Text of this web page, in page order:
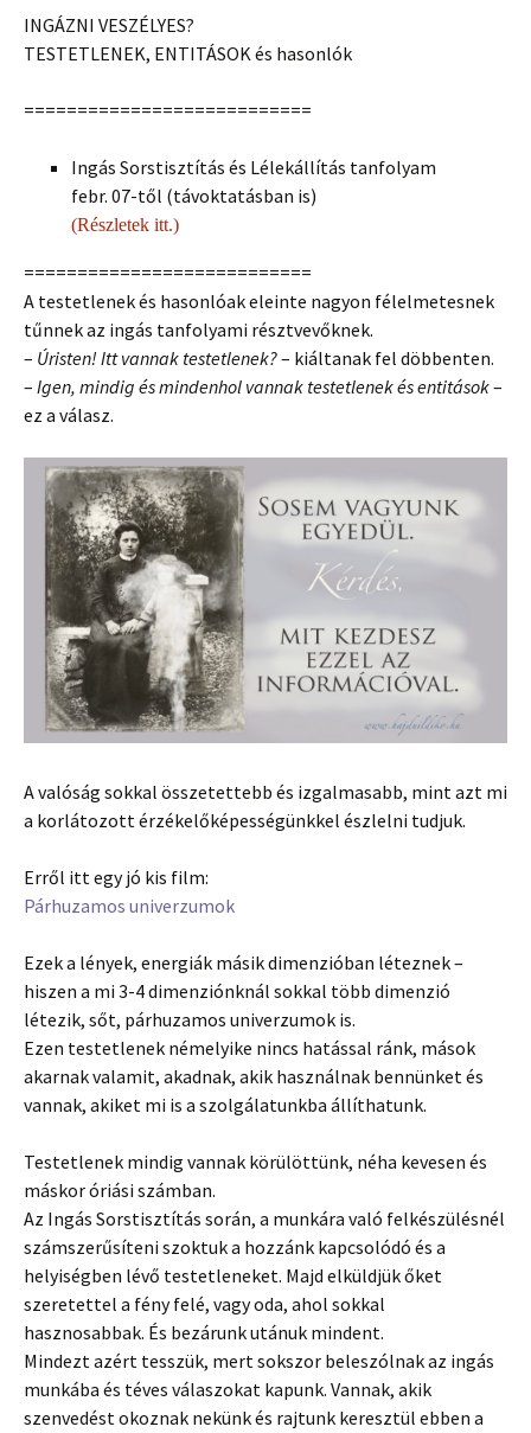
INGÁZNI VESZÉLYES?
TESTETLENEK, ENTITÁSOK és hasonlók
===========================
Ingás Sorstisztítás és Lélekállítás tanfolyam
febr. 07-től (távoktatásban is)
(Részletek itt.)
===========================
A testetlenek és hasonlóak eleinte nagyon félelmetesnek
tűnnek az ingás tanfolyami résztvevőknek.
– Úristen! Itt vannak testetlenek?– kiáltanak fel döbbenten.
– Igen, mindig és mindenhol vannak testetlenek és entitások–
ez a válasz.
A valóság sokkal összetettebb és izgalmasabb, mint azt mi
a korlátozott érzékelőképességünkkel észlelni tudjuk.
Erről itt egy jó kis film:
Párhuzamos univerzumok
Ezek a lények, energiák másik dimenzióban léteznek –
hiszen a mi 3-4 dimenziónknál sokkal több dimenzió
létezik, sőt, párhuzamos univerzumok is.
Ezen testetlenek némelyike nincs hatással ránk, mások
akarnak valamit, akadnak, akik használnak bennünket és
vannak, akiket mi is a szolgálatunkba állíthatunk.
Testetlenek mindig vannak körülöttünk, néha kevesen és
máskor óriási számban.
Az Ingás Sorstisztítás során, a munkára való felkészülésnél
számszerűsíteni szoktuk a hozzánk kapcsolódó és a
helyiségben lévő testetleneket. Majd elküldjük őket
szeretettel a fény felé, vagy oda, ahol sokkal
hasznosabbak. És bezárunk utánuk mindent.
Mindezt azért tesszük, mert sokszor beleszólnak az ingás
munkába és téves válaszokat kapunk. Vannak, akik
szenvedést okoznak nekünk és rajtunk keresztül ebben a